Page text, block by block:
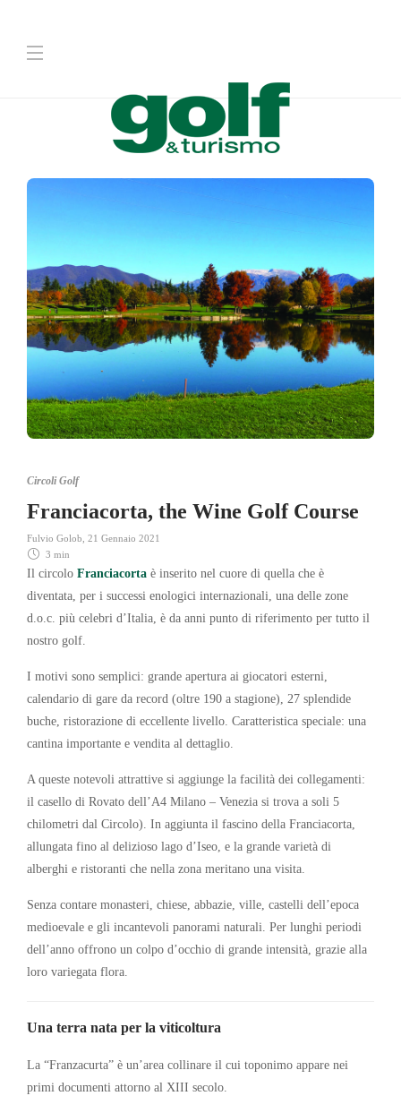
Circoli Golf
Franciacorta, the Wine Golf Course
Fulvio Golob 21 Gennaio 2021
3 min
Il circolo Franciacorta è inserito nel cuore di quella che è
diventata, per i successi enologici internazionali, una delle zone
d.o.c. più celebri d’Italia, è da anni punto di riferimento per tutto il
nostro golf.
I motivi sono semplici: grande apertura ai giocatori esterni,
calendario di gare da record (oltre 190 a stagione), 27 splendide
buche, ristorazione di eccellente livello. Caratteristica speciale: una
cantina importante e vendita al dettaglio.
A queste notevoli attrattive si aggiunge la facilità dei collegamenti:
il casello di Rovato dell’A4 Milano – Venezia si trova a soli 5
chilometri dal Circolo). In aggiunta il fascino della Franciacorta,
allungata fino al delizioso lago d’Iseo, e la grande varietà di
alberghi e ristoranti che nella zona meritano una visita.
Senza contare monasteri, chiese, abbazie, ville, castelli dell’epoca
medioevale e gli incantevoli panorami naturali. Per lunghi periodi
dell’anno offrono un colpo d’occhio di grande intensità, grazie alla
loro variegata flora.
Una terra nata per la viticoltura
La “Franzacurta” è un’area collinare il cui toponimo appare nei
primi documenti attorno al XIII secolo.